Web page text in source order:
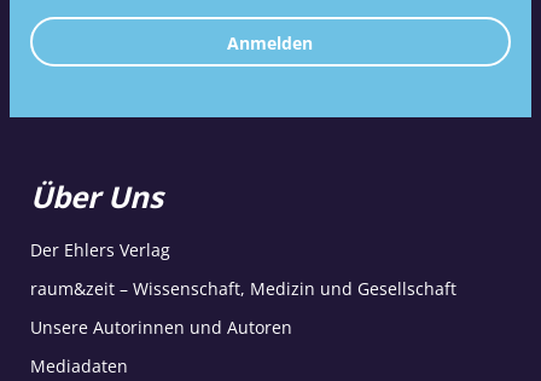
Anmelden
Über Uns
Der Ehlers Verlag
raum&zeit – Wissenschaft, Medizin und Gesellschaft
Unsere Autorinnen und Autoren
Mediadaten